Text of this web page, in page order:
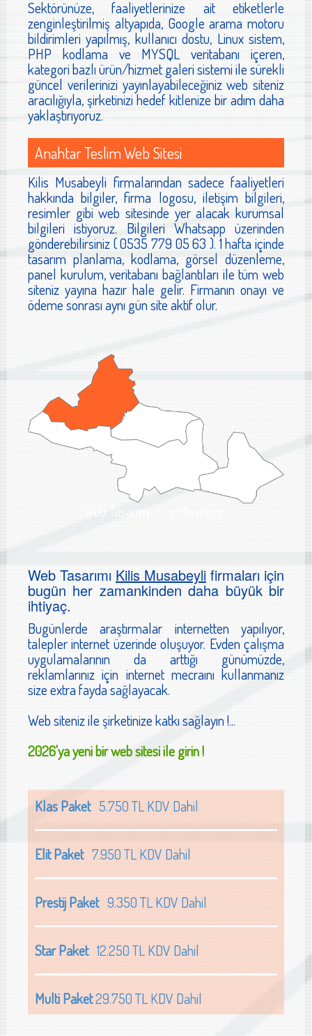
Sektörünüze, faaliyetlerinize ait etiketlerle
zenginleştirilmiş altyapıda, Google arama motoru
bildirimleri yapılmış, kullanıcı dostu, Linux sistem,
PHP kodlama ve MYSQL veritabanı içeren,
kategori bazlı ürün/hizmet galeri sistemi ile sürekli
güncel verilerinizi yayınlayabileceğiniz web siteniz
aracılığıyla, şirketinizi hedef kitlenize bir adım daha
yaklaştırıyoruz.
Anahtar Teslim Web Sitesi
Kilis Musabeyli firmalarından sadece faaliyetleri
hakkında bilgiler, firma logosu, iletişim bilgileri,
resimler gibi web sitesinde yer alacak kurumsal
bilgileri istiyoruz. Bilgileri Whatsapp üzerinden
gönderebilirsiniz ( 0535 779 05 63 ). 1 hafta içinde
tasarım planlama, kodlama, görsel düzenleme,
panel kurulum, veritabanı bağlantıları ile tüm web
siteniz yayına hazır hale gelir. Firmanın onayı ve
ödeme sonrası aynı gün site aktif olur.
Web Tasarımı Kilis Musabeyli
Web TasarımıKilis Musabeylifirmaları için
bugün her zamankinden daha büyük bir
ihtiyaç.
Bugünlerde araştırmalar internetten yapılıyor,
talepler internet üzerinde oluşuyor. Evden çalışma
uygulamalarının da arttığı günümüzde,
reklamlarınız için internet mecraını kullanmanız
size extra fayda sağlayacak.
Web siteniz ile şirketinize katkı sağlayın !...
2026'ya yeni bir web sitesi ile girin !
Klas Paket5.750 TL KDV Dahil
Elit Paket7.950 TL KDV Dahil
Prestij Paket9.350 TL KDV Dahil
Star Paket12.250 TL KDV Dahil
Multi Paket29.750 TL KDV Dahil